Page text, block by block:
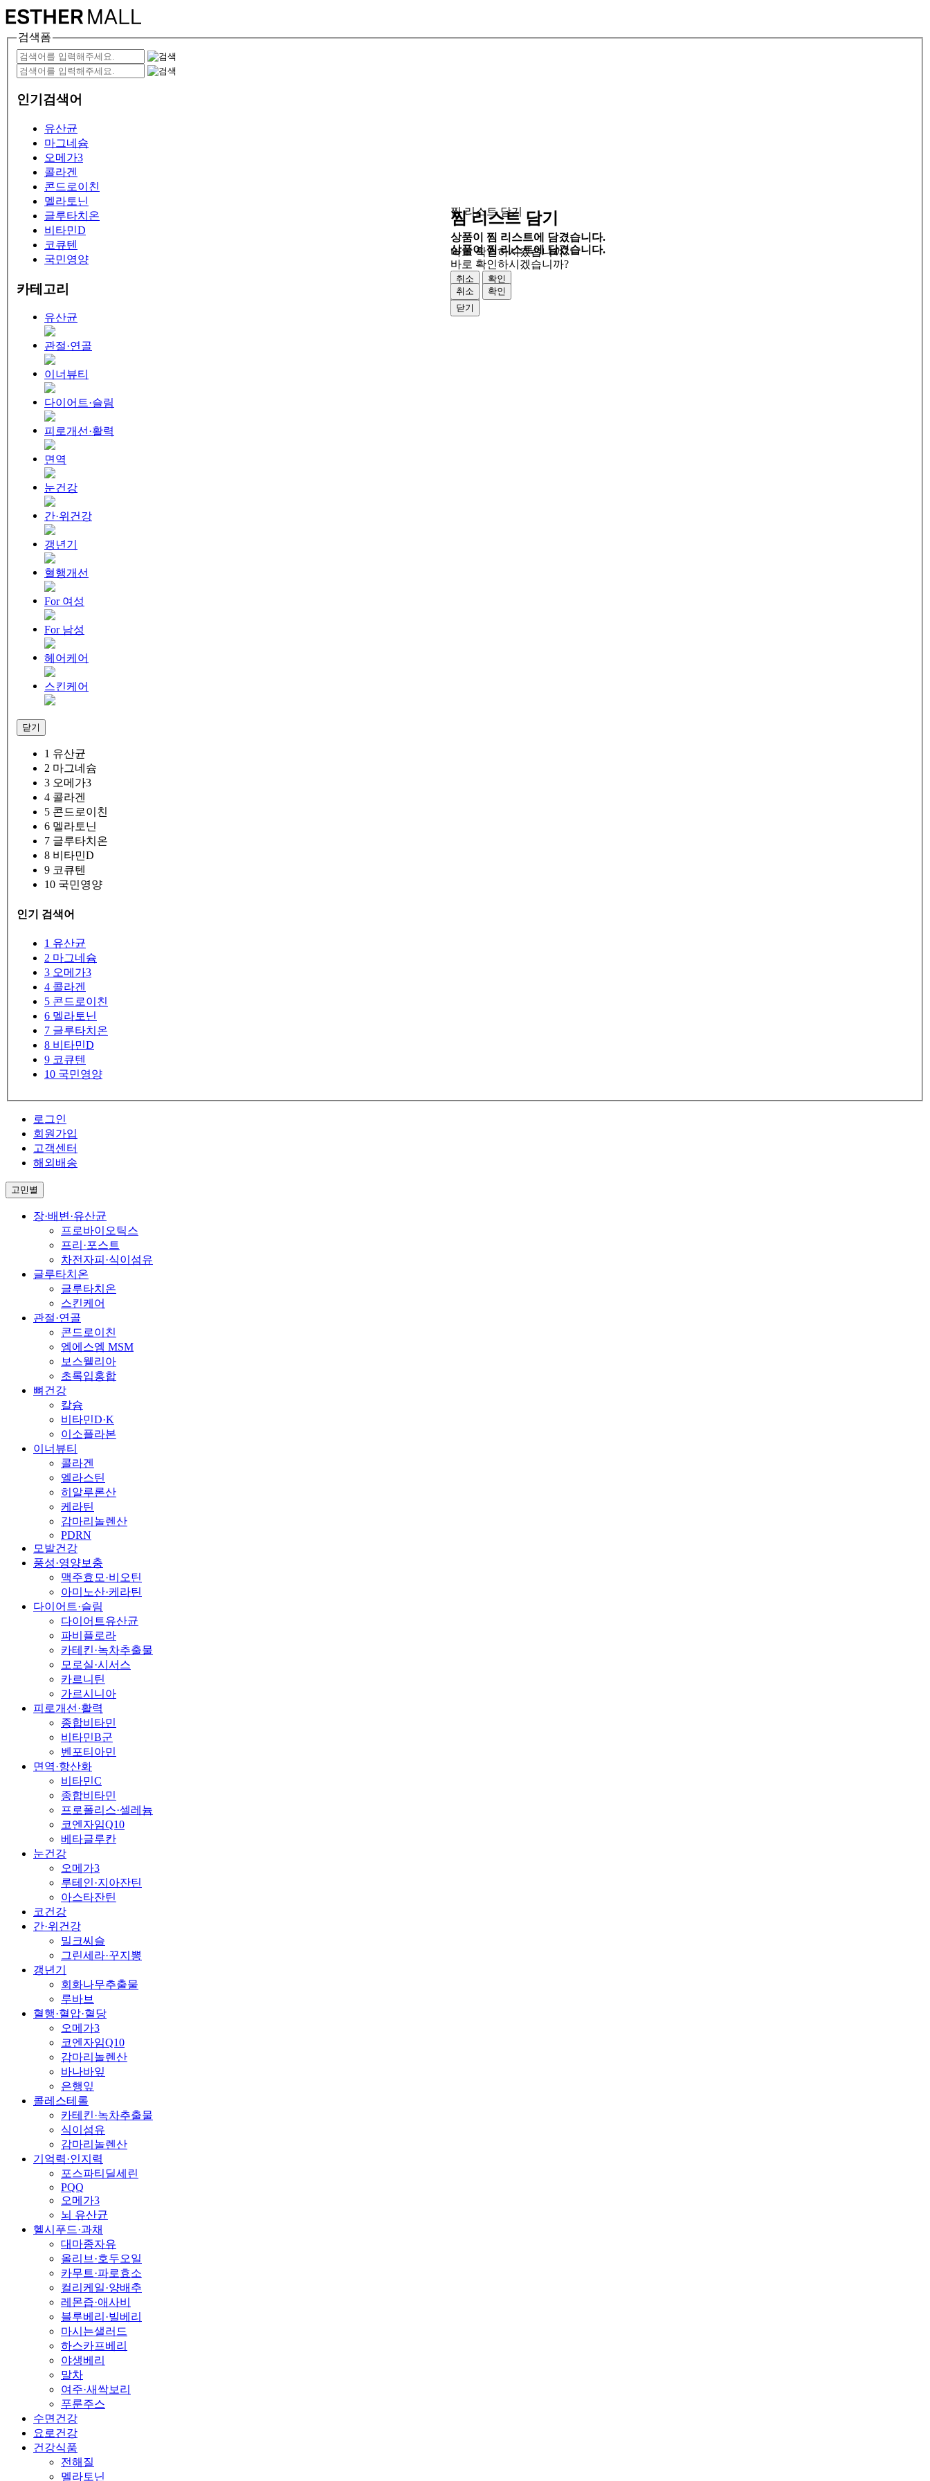
검색폼
인기검색어
유산균
마그네슘
오메가3
콜라겐
콘드로이친
멜라토닌
글루타치온
비타민D
코큐텐
국민영양
카테고리
유산균
관절·연골
이너뷰티
다이어트·슬림
피로개선·활력
면역
눈건강
간·위건강
갱년기
혈행개선
For 여성
For 남성
헤어케어
스킨케어
닫기
1 유산균
2 마그네슘
3 오메가3
4 콜라겐
5 콘드로이친
6 멜라토닌
7 글루타치온
8 비타민D
9 코큐텐
10 국민영양
인기 검색어
1 유산균
2 마그네슘
3 오메가3
4 콜라겐
5 콘드로이친
6 멜라토닌
7 글루타치온
8 비타민D
9 코큐텐
10 국민영양
로그인
회원가입
고객센터
해외배송
고민별
장·배변·유산균
프로바이오틱스
프리·포스트
차전자피·식이섬유
글루타치온
글루타치온
스킨케어
관절·연골
콘드로이친
엠에스엠 MSM
보스웰리아
초록입홍합
뼈건강
칼슘
비타민D·K
이소플라본
이너뷰티
콜라겐
엘라스틴
히알루론산
케라틴
감마리놀렌산
PDRN
모발건강
풍성·영양보충
맥주효모·비오틴
아미노산·케라틴
다이어트·슬림
다이어트유산균
파비플로라
카테킨·녹차추출물
모로실·시서스
카르니틴
가르시니아
피로개선·활력
종합비타민
비타민B군
벤포티아민
면역·항산화
비타민C
종합비타민
프로폴리스·셀레늄
코엔자임Q10
베타글루칸
눈건강
오메가3
루테인·지아잔틴
아스타잔틴
코건강
간·위건강
밀크씨슬
그린세라·꾸지뽕
갱년기
회화나무추출물
루바브
혈행·혈압·혈당
오메가3
코엔자임Q10
감마리놀렌산
바나바잎
은행잎
콜레스테롤
카테킨·녹차추출물
식이섬유
감마리놀렌산
기억력·인지력
포스파티딜세린
PQQ
오메가3
뇌 유산균
헬시푸드·과채
대마종자유
올리브·호두오일
카무트·파로효소
컬리케일·양배추
레몬즙·애사비
블루베리·빌베리
마시는샐러드
하스카프베리
야생베리
말차
여주·새싹보리
푸룬주스
수면건강
요로건강
건강식품
전해질
멜라토닌
찜 리스트 담기
상품이 찜 리스트에 담겼습니다.
바로 확인하시겠습니까?
취소
확인
닫기
찜 리스트 담기
상품이 찜 리스트에 담겼습니다.
바로 확인하시겠습니까?
취소
확인
닫기